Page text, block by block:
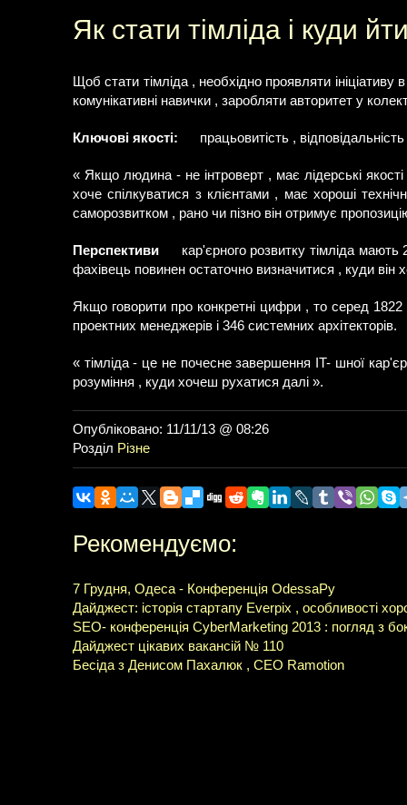
Як стати тімліда і куди
Щоб стати тімліда , необхідно проявляти ініціативу
комунікативні навички , заробляти авторитет у
Ключові якості: працьовитість ,
« Якщо людина - не інтроверт , має лідерські
хоче спілкуватися з клієнтами , має хороші
саморозвитком , рано чи пізно він отримує
Перспективи
кар'єрного розвитку тімліда
фахівець повинен остаточно визначитися , куди
Якщо говорити про конкретні цифри , то серед
проектних менеджерів і 346 системних архітекторів.
« тімліда - це не почесне завершення IT- шної
розуміння , куди хочеш рухатися далі ».
Опубліковано: 11/11/13 @ 08:26
Розділ Різне
Рекомендуємо:
7 Грудня, Одеса - Конференція OdessaPy
Дайджест: історія стартапу Everpix , особливості
SEO- конференція CyberMarketing 2013 : погляд з
Дайджест цікавих вакансій № 110
Бесіда з Денисом Пахалюк , CEO Ramotion